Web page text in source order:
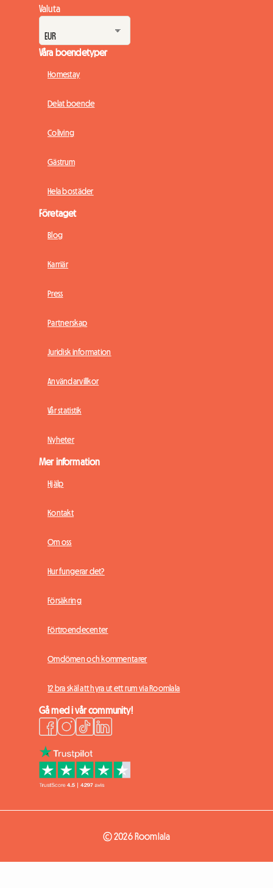
Valuta
Våra boendetyper
Homestay
Delat boende
Coliving
Gästrum
Hela bostäder
Företaget
Blog
Karriär
Press
Partnerskap
Juridisk information
Användarvillkor
Vår statistik
Nyheter
Mer information
Hjälp
Kontakt
Om oss
Hur fungerar det?
Försäkring
Förtroendecenter
Omdömen och kommentarer
12 bra skäl att hyra ut ett rum via Roomlala
Gå med i vår community!
© 2026 Roomlala